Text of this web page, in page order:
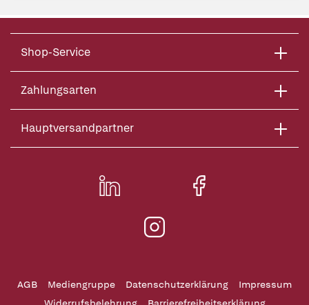
Shop-Service
Zahlungsarten
Hauptversandpartner
AGB Mediengruppe Datenschutzerklärung
Impressum